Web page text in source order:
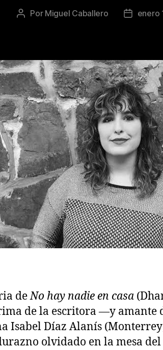
Autor
Por Miguel Caballero
Fechaenero
deNo hay nadie en casa
de la escritora —y amante
Isabel Díaz Alanís
olvidado en la mesa